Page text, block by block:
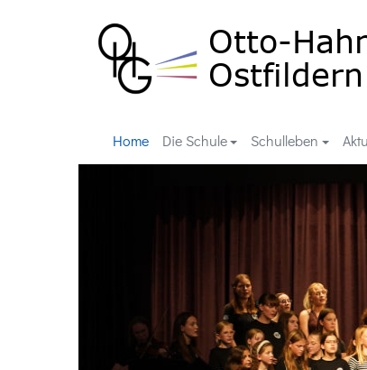
Home Die Schule Schulleben